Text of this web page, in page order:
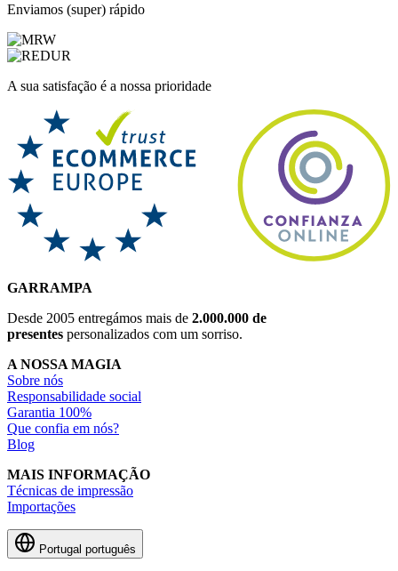
Enviamos (super) rápido
A sua satisfação é a nossa prioridade
GARRAMPA
Desde 2005 entregámos mais de 2.000.000 de
presentes personalizados com um sorriso.
A NOSSA MAGIA
Sobre nós
Responsabilidade social
Garantia 100%
Que confia em nós?
Blog
MAIS INFORMAÇÃO
Técnicas de impressão
Importações
Portugal português